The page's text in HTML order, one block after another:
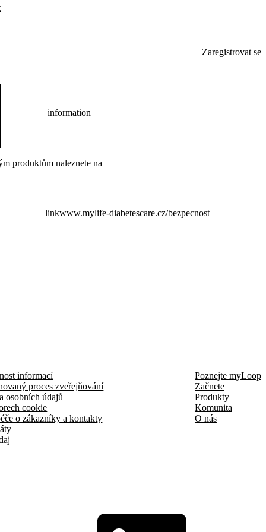
Zaregistrovat se
information
produktům naleznete na
linkwww.mylife-diabetescare.cz/bezpecnost
informací
proces zveřejňování
osobních údajů
cookie
o zákazníky a kontakty
Poznejte myLoop
Začnete
Produkty
Komunita
O nás